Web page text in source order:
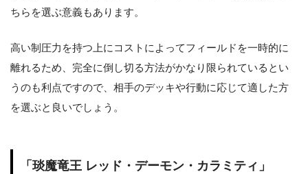
ちらを選ぶ意義もあります。
高い制圧力を持つ上にコストによってフィールドを一時的に
離れるため、完全に倒し切る方法がかなり限られているとい
うのも利点ですので、相手のデッキや行動に応じて適した方
を選ぶと良いでしょう。
「琰魔竜王 レッド・デーモン・カラミティ」